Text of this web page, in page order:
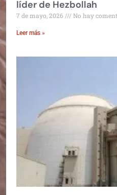
líder de Hezbollah
7 de mayo, 2026 No hay
Leer más »